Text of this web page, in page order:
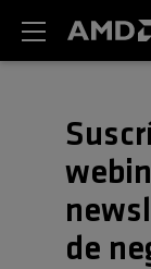
de